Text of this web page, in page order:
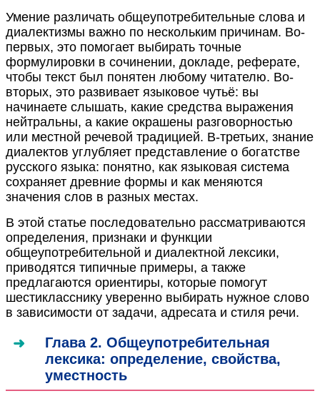
Умение различать общеупотребительные слова и
диалектизмы важно по нескольким причинам. Во-
первых, это помогает выбирать точные
формулировки в сочинении, докладе, реферате,
чтобы текст был понятен любому читателю. Во-
вторых, это развивает языковое чутьё: вы
начинаете слышать, какие средства выражения
нейтральны, а какие окрашены разговорностью
или местной речевой традицией. В-третьих, знание
диалектов углубляет представление о богатстве
русского языка: понятно, как языковая система
сохраняет древние формы и как меняются
значения слов в разных местах.
В этой статье последовательно рассматриваются
определения, признаки и функции
общеупотребительной и диалектной лексики,
приводятся типичные примеры, а также
предлагаются ориентиры, которые помогут
шестикласснику уверенно выбирать нужное слово
в зависимости от задачи, адресата и стиля речи.
Глава 2. Общеупотребительная
лексика: определение, свойства,
уместность